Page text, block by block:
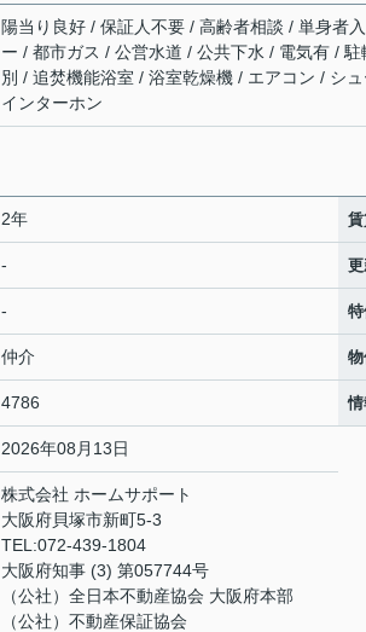
陽当り良好 / 保証人不要 / 高齢者相談 / 単身者
ー / 都市ガス / 公営水道 / 公共下水 / 電気有 /
別 / 追焚機能浴室 / 浴室乾燥機 / エアコン / シ
インターホン
2年
-
-
仲介
4786 情
2026年08月13日
株式会社 ホームサポート
大阪府貝塚市新町5-3
TEL:072-439-1804
大阪府知事 (3) 第057744号
（公社）全日本不動産協会 大阪府本部
（公社）不動産保証協会